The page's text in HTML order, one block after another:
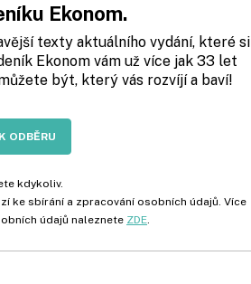
Ekonom.
texty aktuálního vydání, které si
Ekonom vám už více jak 33 let
být, který vás rozvíjí a baví!
ODBĚRU
kdykoliv.
ke sbírání a zpracování osobních údajů. Více
údajů naleznete ZDE